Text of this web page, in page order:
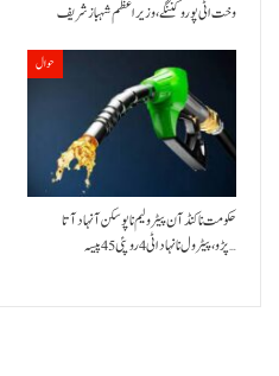
وخت اٹی پورو کننگے ،وزیراعظم شہباز شریف
حوال
حکومت نا کنڈ آن پیٹرولیم نا پوسکن آ نہاد آتا
پڑو،پیٹرول نا نہاد اٹی 4 روپئی 45 پیسہ…